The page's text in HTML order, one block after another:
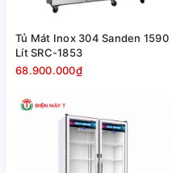
Tủ Mát Inox 304 Sanden 1590
Lít SRC-1853
68.900.000₫